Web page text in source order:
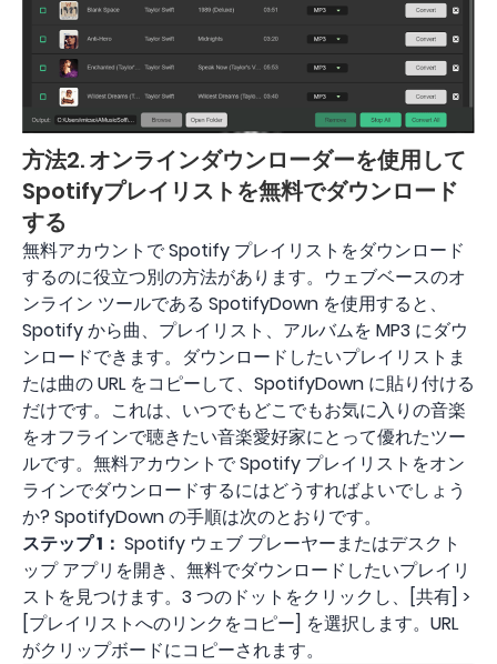
方法2. オンラインダウンローダーを使用して
Spotifyプレイリストを無料でダウンロード
する
無料アカウントで Spotify プレイリストをダウンロード
するのに役立つ別の方法があります。ウェブベースのオ
ンライン ツールである SpotifyDown を使用すると、
Spotify から曲、プレイリスト、アルバムを MP3 にダウ
ンロードできます。ダウンロードしたいプレイリストま
たは曲の URL をコピーして、SpotifyDown に貼り付ける
だけです。これは、いつでもどこでもお気に入りの音楽
をオフラインで聴きたい音楽愛好家にとって優れたツー
ルです。無料アカウントで Spotify プレイリストをオン
ラインでダウンロードするにはどうすればよいでしょう
か? SpotifyDown の手順は次のとおりです。
ステップ 1： Spotify ウェブ プレーヤーまたはデスクト
ップ アプリを開き、無料でダウンロードしたいプレイリ
ストを見つけます。3 つのドットをクリックし、[共有] >
[プレイリストへのリンクをコピー] を選択します。URL
がクリップボードにコピーされます。